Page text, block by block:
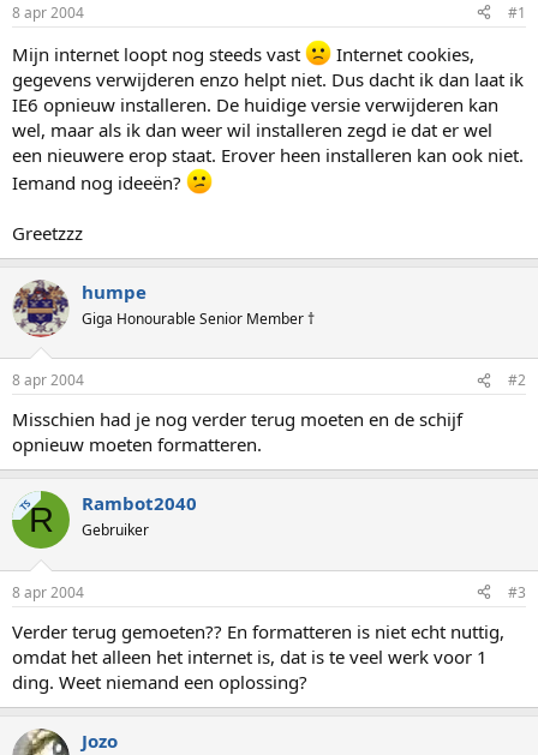
s
t
a
r
t
e
r
m
8 apr 2004 #1
Mijn internet loopt nog steeds vast
Internet cookies,
gegevens verwijderen enzo helpt niet. Dus dacht ik dan laat ik
IE6 opnieuw installeren. De huidige versie verwijderen kan
wel, maar als ik dan weer wil installeren zegd ie dat er wel
een nieuwere erop staat. Erover heen installeren kan ook niet.
Iemand nog ideeën?
Greetzzz
humpe
Giga Honourable Senior Member †
8 apr 2004 #2
Misschien had je nog verder terug moeten en de schijf
opnieuw moeten formatteren.
TSR Rambot2040
Gebruiker
8 apr 2004 #3
Verder terug gemoeten?? En formatteren is niet echt nuttig,
omdat het alleen het internet is, dat is te veel werk voor 1
ding. Weet niemand een oplossing?
Jozo